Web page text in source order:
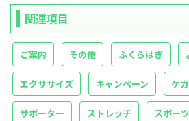
関連項目
ご案内 その他 ふくらはぎ
エクササイズ キャンペーン ケガ
サポーター ストレッチ スポーツ